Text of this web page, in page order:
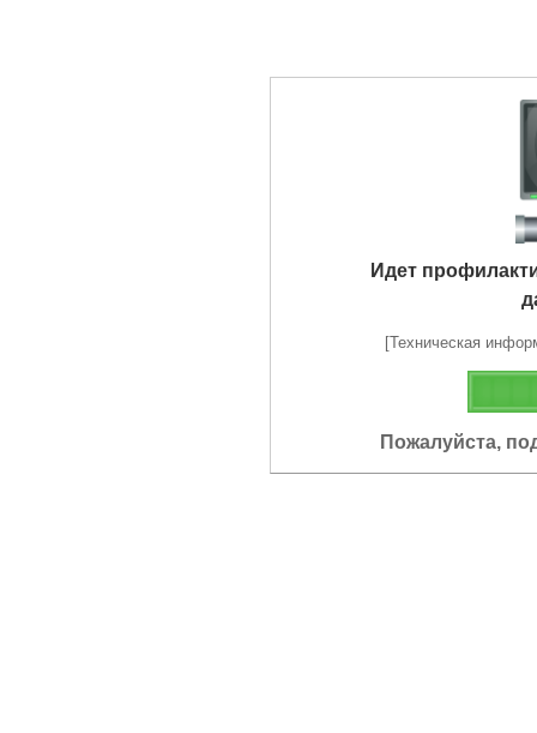
Идет
[Техническая
Пожалуйста,